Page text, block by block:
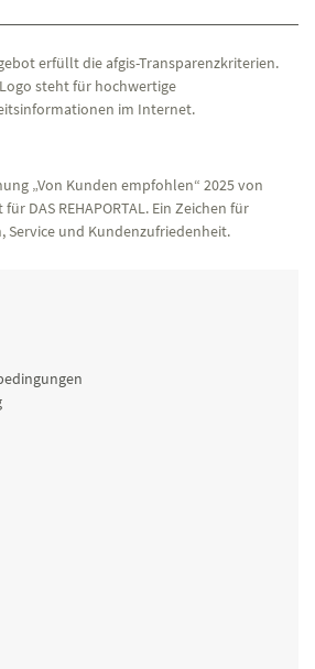
erfüllt die afgis-Transparenzkriterien.
steht für hochwertige
im Internet.
„Von Kunden empfohlen“ 2025 von
für DAS REHAPORTAL. Ein Zeichen für
Service und Kundenzufriedenheit.